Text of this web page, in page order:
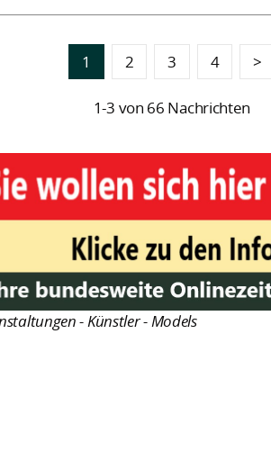
1 2 3 4 >
1-3 von 66 Nachrichten
- Künstler - Models